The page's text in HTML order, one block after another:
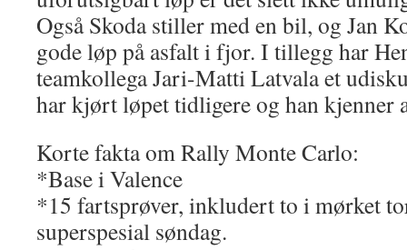
Også Skoda stiller med en bil, og Jan
gode løp på asfalt i fjor. I tillegg har
teamkollega Jari-Matti Latvala et
har kjørt løpet tidligere og han kjenner
Korte fakta om Rally Monte Carlo:
*Base i Valence
*15 fartsprøver, inkludert to i mørket
superspesial søndag.